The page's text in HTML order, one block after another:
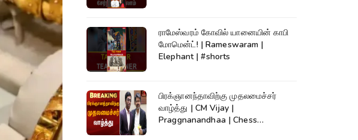
ராமேஸ்வரம் கோவில் யானையின் காபி
மோமென்ட்! | Rameswaram |
Elephant | #shorts
பிரக்ஞானந்தாவிற்கு முதலமைச்சர்
வாழ்த்து | CM Vijay |
Praggnanandhaa | Chess